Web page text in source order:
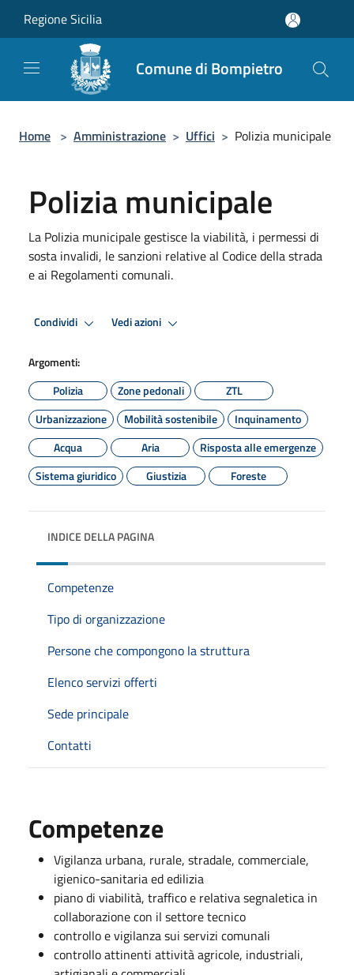
Regione Sicilia
Comune di Bompietro
Home > Amministrazione > Uffici > Polizia municipale
Polizia municipale
La Polizia municipale gestisce la viabilità, i permessi di
sosta invalidi, le sanzioni relative al Codice della strada
e ai Regolamenti comunali.
Condividi Vedi azioni
Argomenti:
Polizia
Zone pedonali
ZTL
Urbanizzazione
Mobilità sostenibile
Inquinamento
Acqua
Aria
Risposta alle emergenze
Sistema giuridico
Giustizia Foreste
INDICE DELLA PAGINA
Competenze
Tipo di organizzazione
Persone che compongono la struttura
Elenco servizi offerti
Sede principale
Contatti
Competenze
Vigilanza urbana, rurale, stradale, commerciale,
igienico-sanitaria ed edilizia
piano di viabilità, traffico e relativa segnaletica in
collaborazione con il settore tecnico
controllo e vigilanza sui servizi comunali
controllo attinenti attività agricole, industriali,